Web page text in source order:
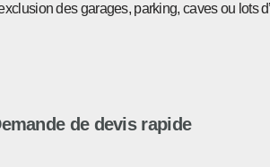
des garages, parking, caves ou lots
de devis rapide